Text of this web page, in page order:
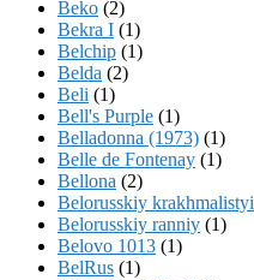
Beko (2)
Bekra I (1)
Belchip (1)
Belda (2)
Beli (1)
Bell's Purple (1)
Belladonna (1973) (1)
Belle de Fontenay (1)
Bellona (2)
Belorusskiy krakhmalistyi
Belorusskiy ranniy (1)
Belovo 1013 (1)
BelRus (1)